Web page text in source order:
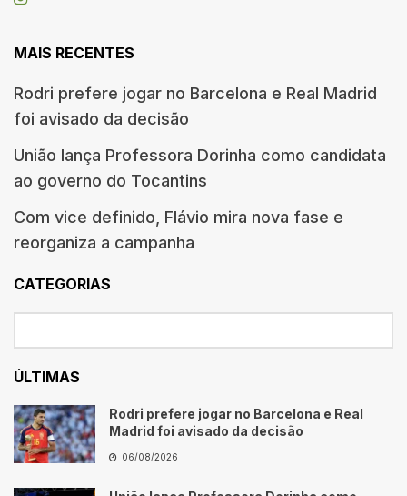
MAIS RECENTES
Rodri prefere jogar no Barcelona e Real Madrid
foi avisado da decisão
União lança Professora Dorinha como candidata
ao governo do Tocantins
Com vice definido, Flávio mira nova fase e
reorganiza a campanha
CATEGORIAS
ÚLTIMAS
Rodri prefere jogar no Barcelona e Real
Madrid foi avisado da decisão
06/08/2026